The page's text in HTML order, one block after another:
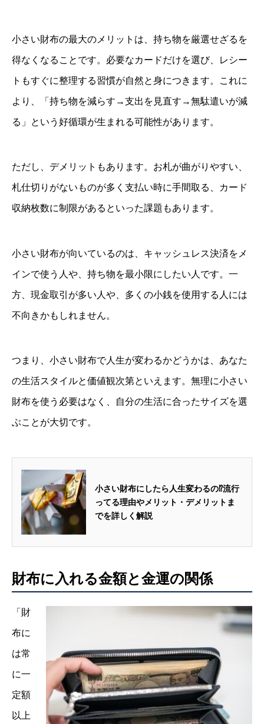
小さい財布の最大のメリットは、持ち物を厳選せざるを
得なくなることです。必要なカードだけを選び、レシー
トもすぐに整理する習慣が自然と身につきます。これに
より、「持ち物を減らす→支出を見直す→無駄遣いが減
る」という好循環が生まれる可能性があります。
ただし、デメリットもあります。お札が曲がりやすい、
札仕切りがないものが多く支払い時に手間取る、カード
収納枚数に制限があるといった課題もあります。
小さい財布が向いているのは、キャッシュレス決済をメ
インで使う人や、持ち物を最小限にしたい人です。一
方、現金取引が多い人や、多くの小銭を使用する人には
不向きかもしれません。
つまり、小さい財布で人生が変わるかどうかは、あなた
の生活スタイルと価値観次第といえます。無理に小さい
財布を使う必要はなく、自分の生活に合ったサイズを選
ぶことが大切です。
小さい財布にしたら人生変わるの⁉︎流行
ってる理由やメリット・デメリットま
でを詳しく解説
財布に入れる金額と金運の関係
「財
布に
は常
に一
定額
以上